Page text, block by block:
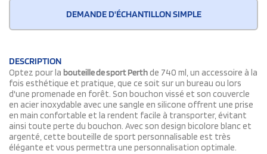
DEMANDE D'ÉCHANTILLON SIMPLE
DESCRIPTION
Optez pour la bouteille de sport Perthde 740 ml, un accessoire à la
fois esthétique et pratique, que ce soit sur un bureau ou lors
d'une promenade en forêt. Son bouchon vissé et son couvercle
en acier inoxydable avec une sangle en silicone offrent une prise
en main confortable et la rendent facile à transporter, évitant
ainsi toute perte du bouchon. Avec son design bicolore blanc et
argenté, cette bouteille de sport personnalisable est très
élégante et vous permettra une personnalisation optimale.